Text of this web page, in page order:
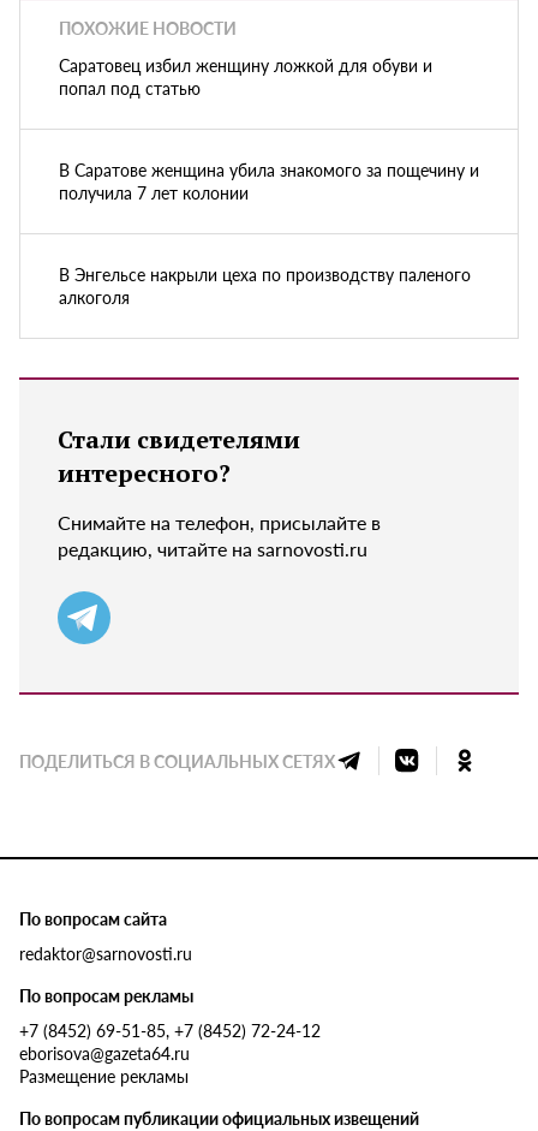
ПОХОЖИЕ НОВОСТИ
Саратовец избил женщину ложкой для обуви и
попал под статью
В Саратове женщина убила знакомого за пощечину и
получила 7 лет колонии
В Энгельсе накрыли цеха по производству паленого
алкоголя
Стали свидетелями
интересного?
Снимайте на телефон, присылайте в
редакцию, читайте на sarnovosti.ru
ПОДЕЛИТЬСЯ В СОЦИАЛЬНЫХ СЕТЯХ
По вопросам сайта
redaktor@sarnovosti.ru
По вопросам рекламы
+7 (8452) 69-51-85, +7 (8452) 72-24-12
eborisova@gazeta64.ru
Размещение рекламы
По вопросам публикации официальных извещений